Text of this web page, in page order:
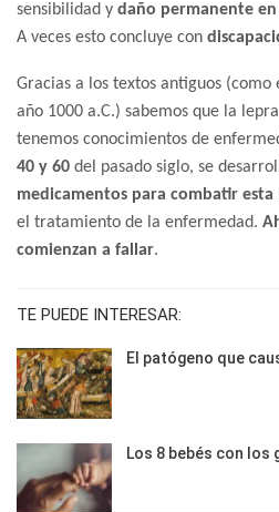
sensibilidad y daño permanente
A veces esto concluye con
Gracias a los textos antiguos (como
año 1000 a.C.) sabemos que la
tenemos conocimientos de
40 y 60 del pasado siglo, se
medicamentos para combatir esta
el tratamiento de la enfermedad.
comienzan a fallar.
TE PUEDE INTERESAR:
El patógeno que
Los 8 bebés con los